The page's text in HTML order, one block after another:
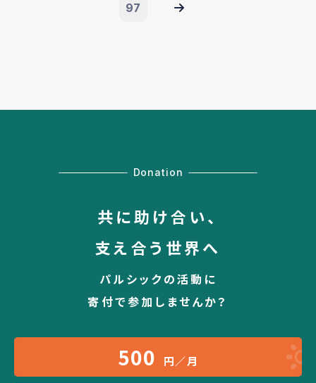
97
Donation
共に助け合い、
支え合う世界へ
パルシックの活動に
寄付で参加しませんか？
500 円／月